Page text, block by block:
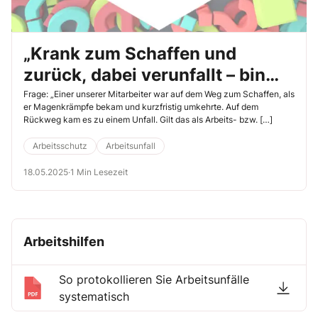
„Krank zum Schaffen und
zurück, dabei verunfallt – bin
ich dann noch versichert?“
Frage: „Einer unserer Mitarbeiter war auf dem Weg zum Schaffen, als
er Magenkrämpfe bekam und kurzfristig umkehrte. Auf dem
Rückweg kam es zu einem Unfall. Gilt das als Arbeits- bzw. […]
Arbeitsschutz Arbeitsunfall
18.05.2025·1 Min Lesezeit
Arbeitshilfen
So protokollieren Sie Arbeitsunfälle
systematisch